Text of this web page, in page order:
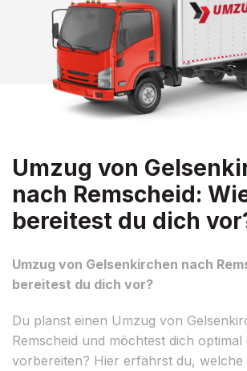
Umzug von
nach Remscheid:
bereitest du dich
Umzug von Gelsenkirchen nach
bereitest du dich vor?
Du planst einen Umzug von
Remscheid und möchtest dich
vorbereiten? Hier erfährst du, welche